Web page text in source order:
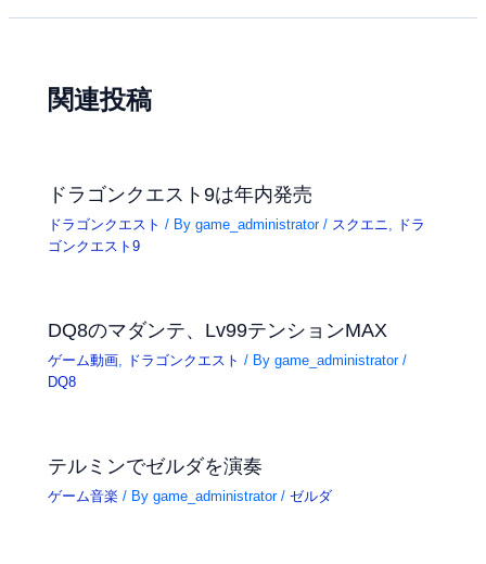
関連投稿
ドラゴンクエスト9は年内発売
ドラゴンクエスト / Bygame_administrator/ スクエニ, ドラ
ゴンクエスト9
DQ8のマダンテ、Lv99テンションMAX
ゲーム動画, ドラゴンクエスト / Bygame_administrator/
DQ8
テルミンでゼルダを演奏
ゲーム音楽 / Bygame_administrator/ゼルダ